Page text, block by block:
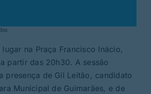
na Praça Francisco Inácio,
partir das 20h30. A sessão
presença de Gil Leitão, candidato
Municipal de Guimarães, e de